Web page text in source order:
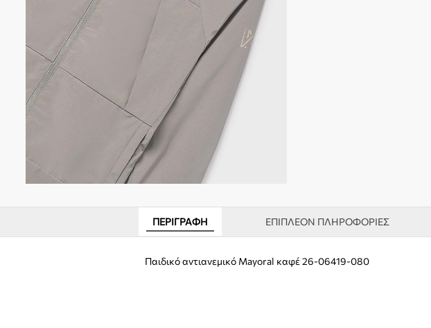
ΠΕΡΙΓΡΑΦΉ ΕΠΙΠΛΈΟΝ ΠΛΗΡΟΦΟΡΊΕΣ
Παιδικό αντιανεμικό Mayoral καφέ 26-06419-080